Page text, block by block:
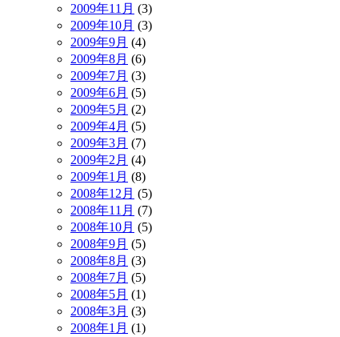
2009年11月 (3)
2009年10月 (3)
2009年9月 (4)
2009年8月 (6)
2009年7月 (3)
2009年6月 (5)
2009年5月 (2)
2009年4月 (5)
2009年3月 (7)
2009年2月 (4)
2009年1月 (8)
2008年12月 (5)
2008年11月 (7)
2008年10月 (5)
2008年9月 (5)
2008年8月 (3)
2008年7月 (5)
2008年5月 (1)
2008年3月 (3)
2008年1月 (1)